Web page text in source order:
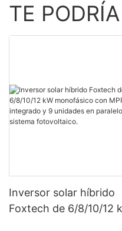
TE
Inversor solar híbrido
Foxtech de 6/8/10/12